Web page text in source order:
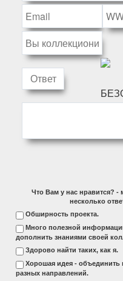
Что Вам у нас нравится?
несколько
Обширность проекта.
Много полезной
дополнить знаниями своей
Здорово найти таких, как я.
Хорошая идея - объединить
разных направлений.